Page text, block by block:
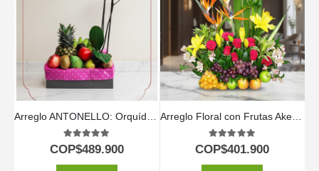
Arreglo ANTONELLO: Orquídea Phalaenopsis y Frutas Selectas 🌿
5.00out of 5
COP$489.900
Arreglo Floral con Frutas Akebia
5.00out of 5
COP$401.900